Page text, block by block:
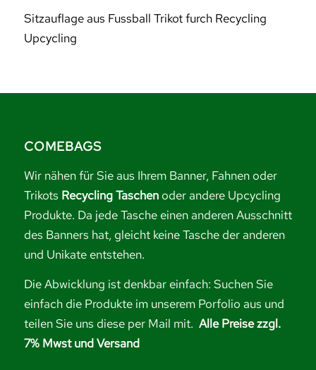
Sitzauflage aus Fussball Trikot furch Recycling
Upcycling
COMEBAGS
Wir nähen für Sie aus Ihrem Banner, Fahnen oder
Trikots Recycling Taschenoder andere Upcycling
Produkte. Da jede Tasche einen anderen Ausschnitt
des Banners hat, gleicht keine Tasche der anderen
und Unikate entstehen.
Die Abwicklung ist denkbar einfach: Suchen Sie
einfach die Produkte im unserem Porfolio aus und
teilen Sie uns diese per Mail mit. Alle Preise zzgl.
7% Mwst und Versand